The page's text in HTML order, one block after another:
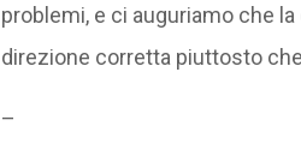
problemi, e ci auguriamo che
direzione corretta piuttosto
–